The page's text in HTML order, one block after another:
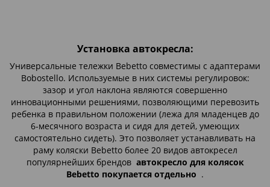
Установка автокресла:
Универсальные тележки Bebetto совместимы с адаптерами
Bobostello. Используемые в них системы регулировок:
зазор и угол наклона являются совершенно
инновационными решениями, позволяющими перевозить
ребенка в правильном положении (лежа для младенцев до
6-месячного возраста и сидя для детей, умеющих
самостоятельно сидеть). Это позволяет устанавливать на
раму коляски Bebetto более 20 видов автокресел
популярнейших брендов автокресло для колясок
Bebetto покупается отдельно .